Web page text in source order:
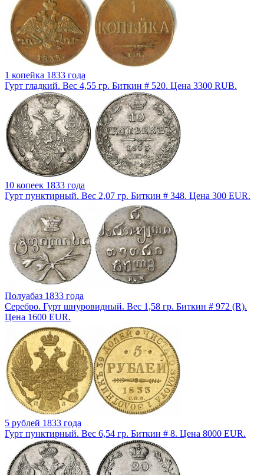
1 копейка 1833 года
Гурт гладкий. Вес 4,55 гр. Биткин # 520. Цена 3300 RUB.
10 копеек 1833 года
Гурт пунктирный. Вес 2,07 гр. Биткин # 348. Цена 300 EUR.
Полуабаз 1833 года
Серебро. Гурт шнуровидный. Вес 1,58 гр. Биткин # 972 (R).
Цена 1600 EUR.
5 рублей 1833 года
Гурт пунктирный. Вес 6,54 гр. Биткин # 8. Цена 8000 EUR.